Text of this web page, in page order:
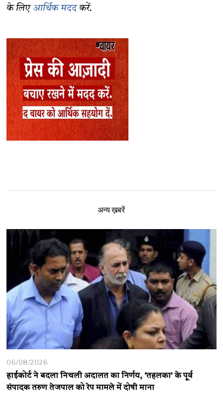
के लिए आर्थिक मददकरें.
अन्य ख़बरें
06/08/2026
हाईकोर्ट ने बदला निचली अदालत का निर्णय, ‘तहलका’ के पूर्व
संपादक तरुण तेजपाल को रेप मामले में दोषी माना